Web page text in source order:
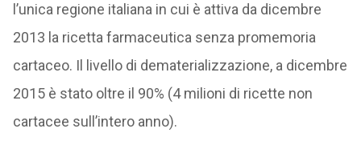
l’unica regione italiana in cui è attiva da dicembre
2013 la ricetta farmaceutica senza promemoria
cartaceo. Il livello di dematerializzazione, a dicembre
2015 è stato oltre il 90% (4 milioni di ricette non
cartacee sull’intero anno).